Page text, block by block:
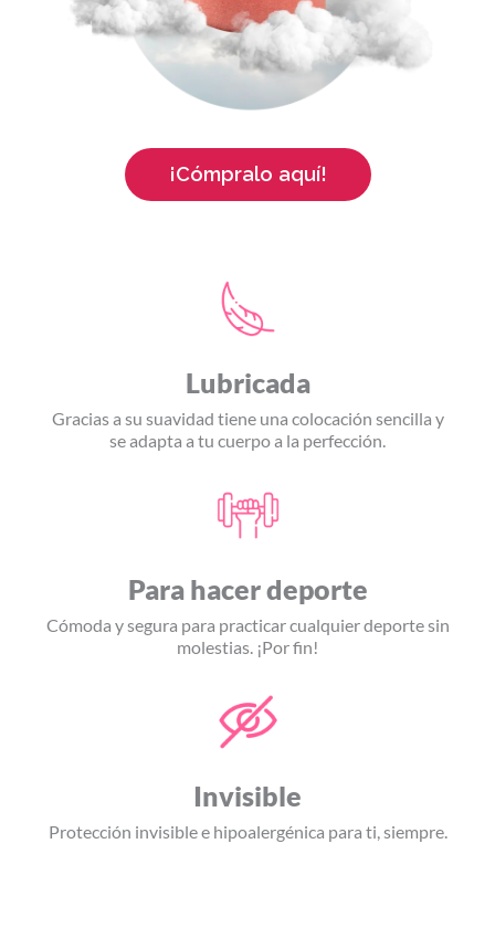
¡Cómpralo aquí!
Lubricada
Gracias a su suavidad tiene una colocación sencilla y
se adapta a tu cuerpo a la perfección.
Para hacer deporte
Cómoda y segura para practicar cualquier deporte sin
molestias. ¡Por fin!
Invisible
Protección invisible e hipoalergénica para ti, siempre.